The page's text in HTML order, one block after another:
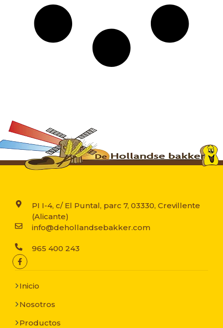
PI I-4, c/ El Puntal, parc 7, 03330, Crevillente
(Alicante)
info@dehollandsebakker.com
965 400 243
Inicio
Nosotros
Productos